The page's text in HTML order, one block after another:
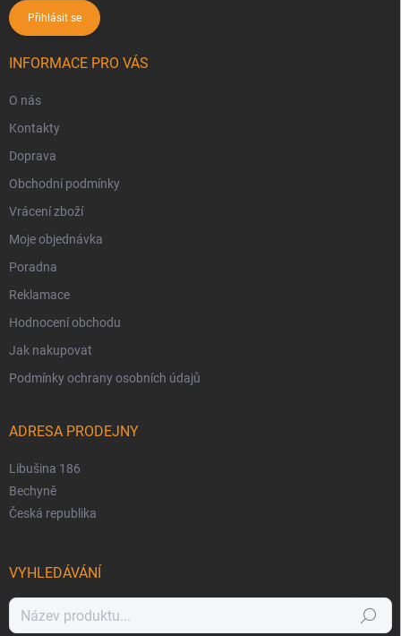
Přihlásit se
INFORMACE PRO VÁS
O nás
Kontakty
Doprava
Obchodní podmínky
Vrácení zboží
Moje objednávka
Poradna
Reklamace
Hodnocení obchodu
Jak nakupovat
Podmínky ochrany osobních údajů
ADRESA PRODEJNY
Libušina 186
Bechyně
Česká republika
VYHLEDÁVÁNÍ
Hledat